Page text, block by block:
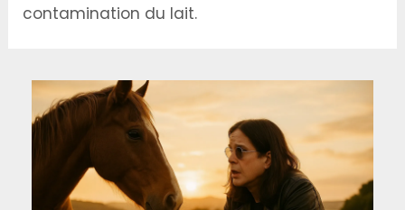
contamination du lait.